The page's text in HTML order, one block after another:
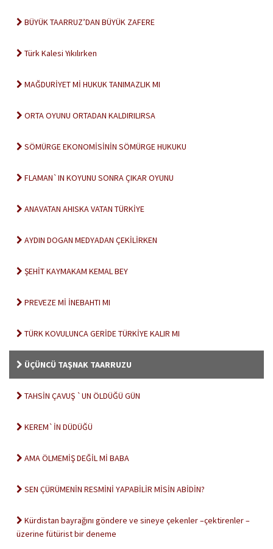
BÜYÜK TAARRUZ’DAN BÜYÜK ZAFERE
Türk Kalesi Yıkılırken
MAĞDURİYET Mİ HUKUK TANIMAZLIK MI
ORTA OYUNU ORTADAN KALDIRILIRSA
SÖMÜRGE EKONOMİSİNİN SÖMÜRGE HUKUKU
FLAMAN`IN KOYUNU SONRA ÇIKAR OYUNU
ANAVATAN AHISKA VATAN TÜRKİYE
AYDIN DOGAN MEDYADAN ÇEKİLİRKEN
ŞEHİT KAYMAKAM KEMAL BEY
PREVEZE Mİ İNEBAHTI MI
TÜRK KOVULUNCA GERİDE TÜRKİYE KALIR MI
ÜÇÜNCÜ TAŞNAK TAARRUZU
TAHSİN ÇAVUŞ `UN ÖLDÜĞÜ GÜN
KEREM`İN DÜDÜĞÜ
AMA ÖLMEMİŞ DEĞİL Mİ BABA
SEN ÇÜRÜMENİN RESMİNİ YAPABİLİR MİSİN ABİDİN?
Kürdistan bayrağını göndere ve sineye çekenler –çektirenler –
üzerine fütürist bir deneme